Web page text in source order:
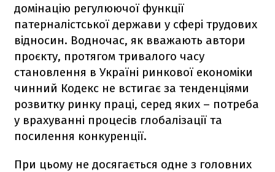
домінацію регулюючої функції
патерналістської держави у сфері трудових
відносин. Водночас, як вважають автори
проєкту, протягом тривалого часу
становлення в Україні ринкової економіки
чинний Кодекс не встигає за тенденціями
розвитку ринку праці, серед яких – потреба
у врахуванні процесів глобалізації та
посилення конкуренції.
При цьому не досягається одне з головних